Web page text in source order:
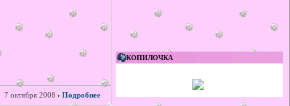
7 октября 2008 Подробнее
КОПИЛОЧКА